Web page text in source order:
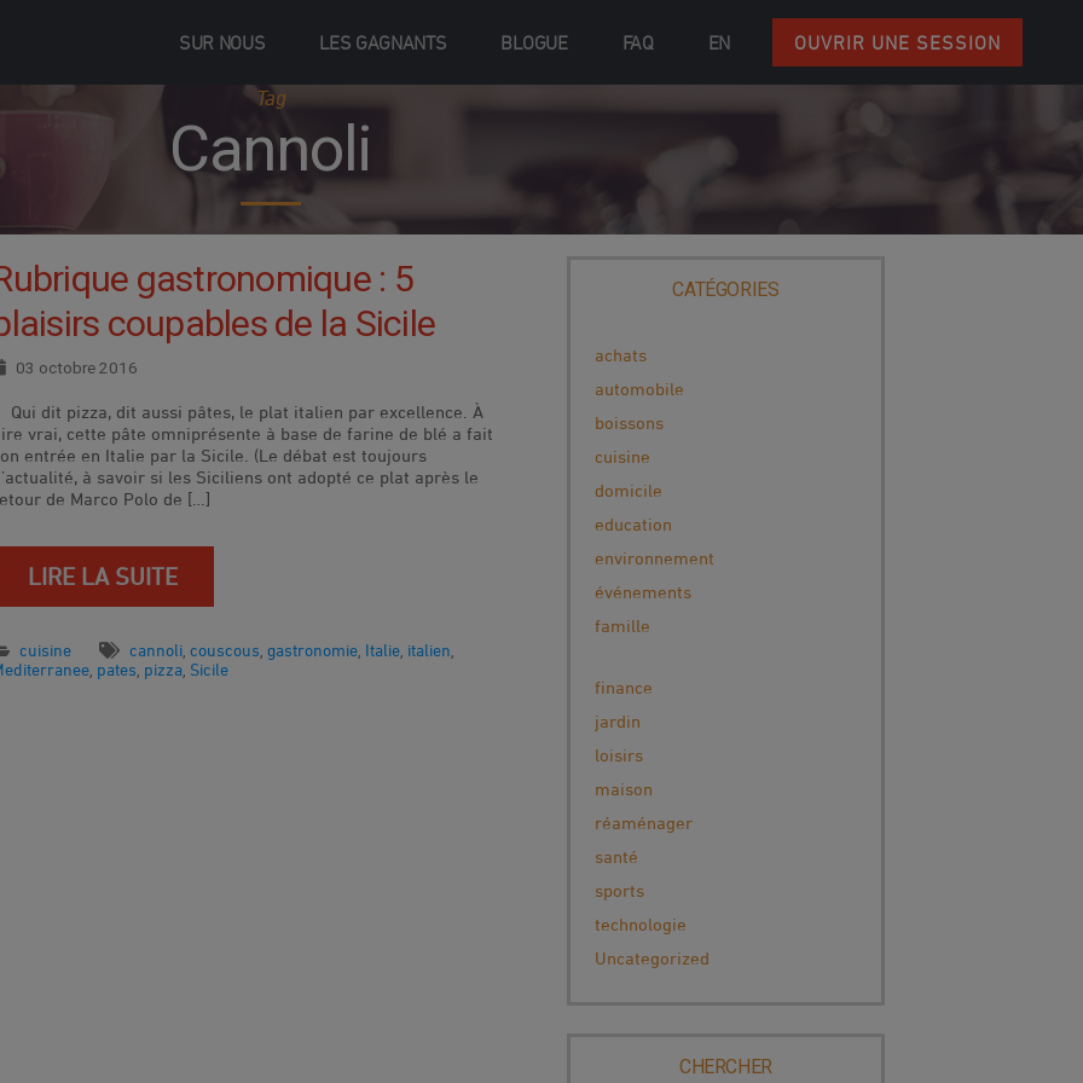
SUR NOUS LES GAGNANTS BLOGUE FAQ EN OUVRIR UNE SESSION
Tag
Cannoli
gastronomique : 5
coupables de la Sicile
03 octobre 2016
Qui dit pizza, dit aussi pâtes, le plat italien par excellence. À
vrai, cette pâte omniprésente à base de farine de blé a fait
entrée en Italie par la Sicile. (Le débat est toujours
à savoir si les Siciliens ont adopté ce plat après le
de Marco Polo de […]
LIRE LA SUITE
cuisine cannoli ,couscous ,gastronomie Italie italien
pates pizza Sicile
CATÉGORIES
achats
automobile
boissons
cuisine
domicile
education
environnement
événements
famille
finance
jardin
loisirs
maison
réaménager
santé
sports
technologie
Uncategorized
CHERCHER